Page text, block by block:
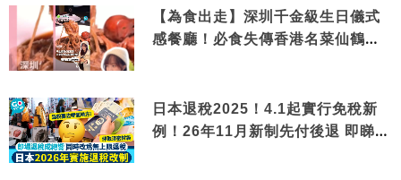
【為食出走】深圳千金級生日儀式
感餐廳！必食失傳香港名菜仙鶴神
日本退稅2025！4.1起實行免稅新
例！26年11月新制先付後退 即睇步